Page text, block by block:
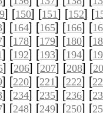
] [150] [151] [152] [
] [164] [165] [166] [
] [178] [179] [180] [
] [192] [193] [194] [
] [206] [207] [208] [
] [220] [221] [222] [
] [234] [235] [236] [
] [248] [249] [250] [